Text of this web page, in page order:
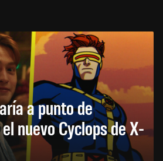
a punto de
nuevo Cyclops de X-